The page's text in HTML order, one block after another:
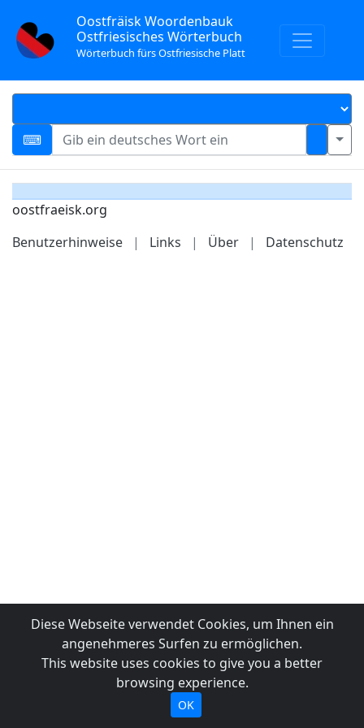
Oostfräisk Woordenbauk
Ostfriesisches Wörterbuch
Wörterbuch fürs Ostfriesische Platt
oostfraeisk.org
Benutzerhinweise
| Links | Über | Datenschutz
Diese Webseite verwendet Cookies, um Ihnen ein
angenehmeres Surfen zu ermöglichen.
This website uses cookies to give you a better
browsing experience.
OK